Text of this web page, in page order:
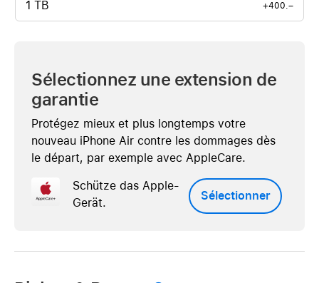
1 TB +400.–
Sélectionnez une extension de
garantie
Protégez mieux et plus longtemps votre
nouveau iPhone Air contre les dommages dès
le départ, par exemple avec AppleCare.
Schütze das Apple-
Gerät.
Sélectionner